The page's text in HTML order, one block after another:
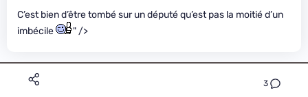
3
C’est bien d’être tombé sur un député qu’est pas la moitié d’un
imbécile
" />